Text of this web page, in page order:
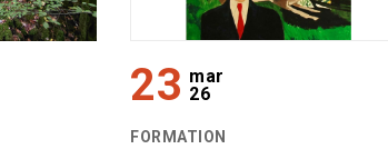
23 mar
26
FORMATION